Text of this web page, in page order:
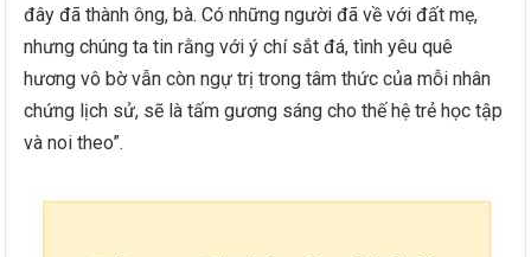
đây đã thành ông, bà. Có những người đã về với đất mẹ,
nhưng chúng ta tin rằng với ý chí sắt đá, tình yêu quê
hương vô bờ vẫn còn ngự trị trong tâm thức của mỗi nhân
chứng lịch sử, sẽ là tấm gương sáng cho thế hệ trẻ học tập
và noi theo”.